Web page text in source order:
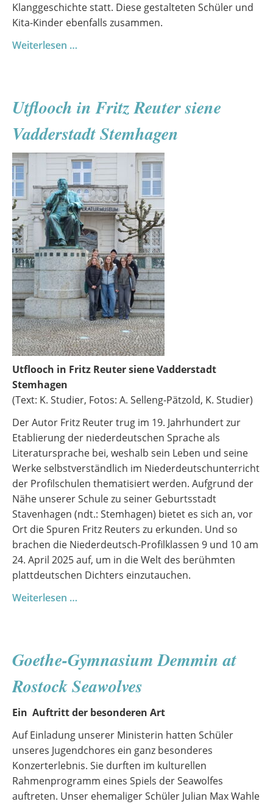
Klanggeschichte statt. Diese gestalteten Schüler und
Kita-Kinder ebenfalls zusammen.
Weiterlesen …
Regenbogen
Utflooch in Fritz Reuter siene
Vadderstadt Stemhagen
Utflooch in Fritz Reuter siene Vadderstadt
Stemhagen
(Text: K. Studier, Fotos: A. Selleng-Pätzold, K. Studier)
Der Autor Fritz Reuter trug im 19. Jahrhundert zur
Etablierung der niederdeutschen Sprache als
Literatursprache bei, weshalb sein Leben und seine
Werke selbstverständlich im Niederdeutschunterricht
der Profilschulen thematisiert werden. Aufgrund der
Nähe unserer Schule zu seiner Geburtsstadt
Stavenhagen (ndt.: Stemhagen) bietet es sich an, vor
Ort die Spuren Fritz Reuters zu erkunden. Und so
brachen die Niederdeutsch-Profilklassen 9 und 10 am
24. April 2025 auf, um in die Welt des berühmten
plattdeutschen Dichters einzutauchen.
Weiterlesen …
siene
Vadderstadt
Stemhagen
Goethe-Gymnasium Demmin at
Rostock Seawolves
Ein Auftritt der besonderen Art
Auf Einladung unserer Ministerin hatten Schüler
unseres Jugendchores ein ganz besonderes
Konzerterlebnis. Sie durften im kulturellen
Rahmenprogramm eines Spiels der Seawolfes
auftreten. Unser ehemaliger Schüler Julian Max Wahle